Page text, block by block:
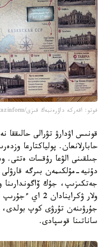
فوتو: اقەركە داۋرەنبەك قىزى/kazinform
حابارلانعان. پولياكتارعا
جىلقىنى الۋعا رۇقسات ەتتى.
دۇنيە-مۇلكىمەن بىرگە قارۋلى
جەتكىزىپ، جۇك ۆاگوندارىنا
ولار
جۇرۋىنەن تۇرۋى كوپ بولدى،
ساناتىنا قوسپادى.